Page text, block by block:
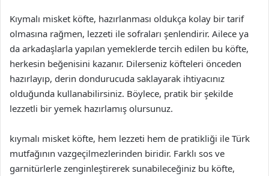
Kıymalı misket köfte, hazırlanması oldukça kolay bir tarif
olmasına rağmen, lezzeti ile sofraları şenlendirir. Ailece ya
da arkadaşlarla yapılan yemeklerde tercih edilen bu köfte,
herkesin beğenisini kazanır. Dilerseniz köfteleri önceden
hazırlayıp, derin dondurucuda saklayarak ihtiyacınız
olduğunda kullanabilirsiniz. Böylece, pratik bir şekilde
lezzetli bir yemek hazırlamış olursunuz.
kıymalı misket köfte, hem lezzeti hem de pratikliği ile Türk
mutfağının vazgeçilmezlerinden biridir. Farklı sos ve
garnitürlerle zenginleştirerek sunabileceğiniz bu köfte,